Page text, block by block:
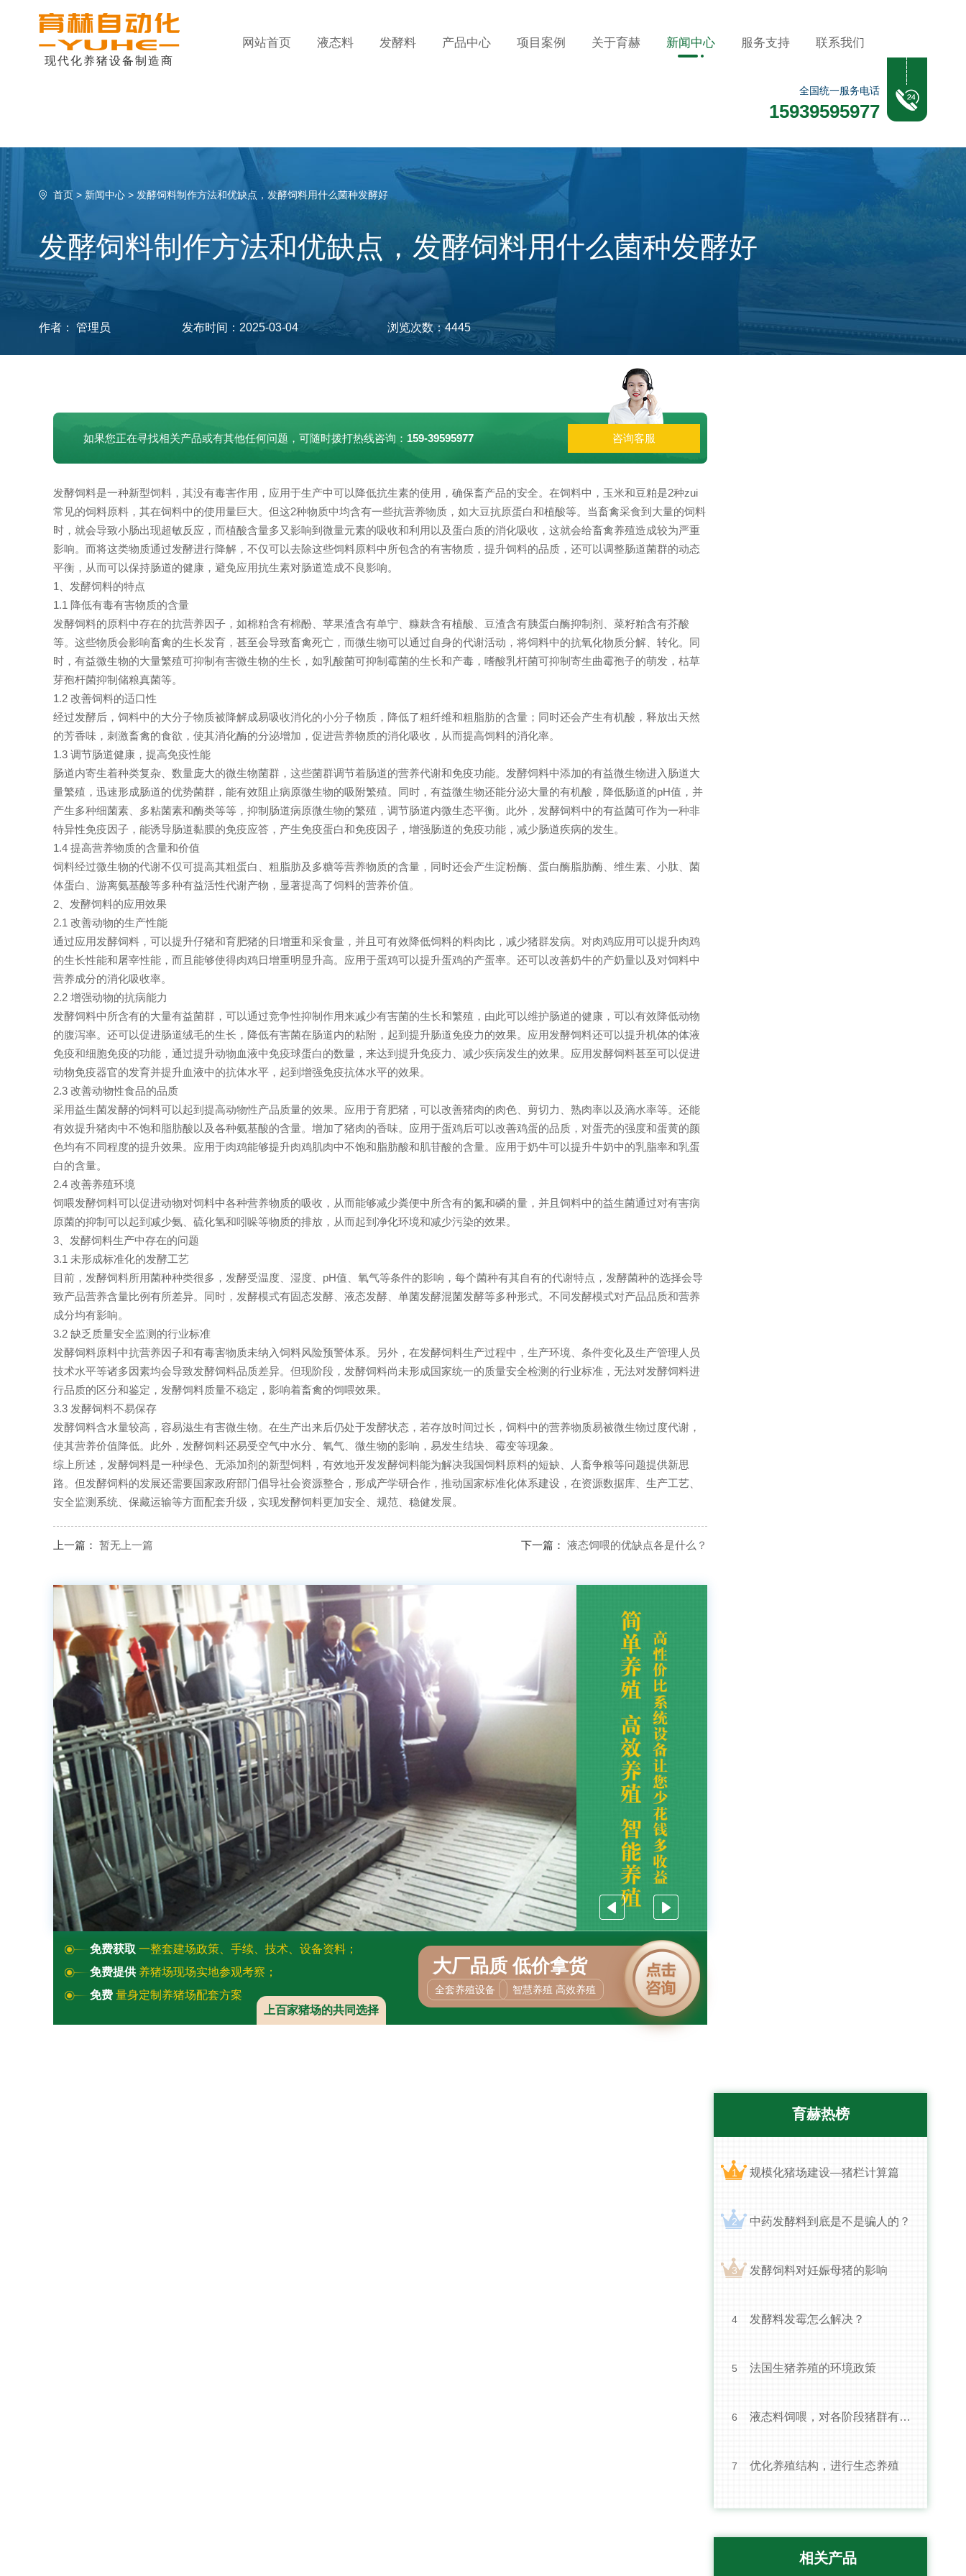
现代化养猪设备制造商
网站首页 液态料 发酵料 产品中心 项目案例 关于育赫 新闻中心 服务支持 联系我们
全国统一服务电话
15939595977
首页> 新闻中心 > 发酵饲料制作方法和优缺点，发酵饲料用什么菌种发酵好
发酵饲料制作方法和优缺点，发酵饲料用什么菌种发酵好
作者： 管理员 发布时间：2025-03-04 浏览次数：4445
如果您正在寻找相关产品或有其他任何问题，可随时拨打热线咨询： 159-39595977 咨询客服
发酵饲料是一种新型饲料，其没有毒害作用，应用于生产中可以降低抗生素的使用，确保畜产品的安全。在饲料中，玉米和豆粕是2种zui
常见的饲料原料，其在饲料中的使用量巨大。但这2种物质中均含有一些抗营养物质，如大豆抗原蛋白和植酸等。当畜禽采食到大量的饲料
时，就会导致小肠出现超敏反应，而植酸含量多又影响到微量元素的吸收和利用以及蛋白质的消化吸收，这就会给畜禽养殖造成较为严重
影响。而将这类物质通过发酵进行降解，不仅可以去除这些饲料原料中所包含的有害物质，提升饲料的品质，还可以调整肠道菌群的动态
平衡，从而可以保持肠道的健康，避免应用抗生素对肠道造成不良影响。
1、发酵饲料的特点
1.1 降低有毒有害物质的含量
发酵饲料的原料中存在的抗营养因子，如棉粕含有棉酚、苹果渣含有单宁、糠麸含有植酸、豆渣含有胰蛋白酶抑制剂、菜籽粕含有芥酸
等。这些物质会影响畜禽的生长发育，甚至会导致畜禽死亡，而微生物可以通过自身的代谢活动，将饲料中的抗氧化物质分解、转化。同
时，有益微生物的大量繁殖可抑制有害微生物的生长，如乳酸菌可抑制霉菌的生长和产毒，嗜酸乳杆菌可抑制寄生曲霉孢子的萌发，枯草
芽孢杆菌抑制储粮真菌等。
1.2 改善饲料的适口性
经过发酵后，饲料中的大分子物质被降解成易吸收消化的小分子物质，降低了粗纤维和粗脂肪的含量；同时还会产生有机酸，释放出天然
的芳香味，刺激畜禽的食欲，使其消化酶的分泌增加，促进营养物质的消化吸收，从而提高饲料的消化率。
1.3 调节肠道健康，提高免疫性能
肠道内寄生着种类复杂、数量庞大的微生物菌群，这些菌群调节着肠道的营养代谢和免疫功能。发酵饲料中添加的有益微生物进入肠道大
量繁殖，迅速形成肠道的优势菌群，能有效阻止病原微生物的吸附繁殖。同时，有益微生物还能分泌大量的有机酸，降低肠道的pH值，并
产生多种细菌素、多粘菌素和酶类等等，抑制肠道病原微生物的繁殖，调节肠道内微生态平衡。此外，发酵饲料中的有益菌可作为一种非
特异性免疫因子，能诱导肠道黏膜的免疫应答，产生免疫蛋白和免疫因子，增强肠道的免疫功能，减少肠道疾病的发生。
1.4 提高营养物质的含量和价值
饲料经过微生物的代谢不仅可提高其粗蛋白、粗脂肪及多糖等营养物质的含量，同时还会产生淀粉酶、蛋白酶脂肪酶、维生素、小肽、菌
体蛋白、游离氨基酸等多种有益活性代谢产物，显著提高了饲料的营养价值。
2、发酵饲料的应用效果
2.1 改善动物的生产性能
通过应用发酵饲料，可以提升仔猪和育肥猪的日增重和采食量，并且可有效降低饲料的料肉比，减少猪群发病。对肉鸡应用可以提升肉鸡
的生长性能和屠宰性能，而且能够使得肉鸡日增重明显升高。应用于蛋鸡可以提升蛋鸡的产蛋率。还可以改善奶牛的产奶量以及对饲料中
营养成分的消化吸收率。
2.2 增强动物的抗病能力
发酵饲料中所含有的大量有益菌群，可以通过竞争性抑制作用来减少有害菌的生长和繁殖，由此可以维护肠道的健康，可以有效降低动物
的腹泻率。还可以促进肠道绒毛的生长，降低有害菌在肠道内的粘附，起到提升肠道免疫力的效果。应用发酵饲料还可以提升机体的体液
免疫和细胞免疫的功能，通过提升动物血液中免疫球蛋白的数量，来达到提升免疫力、减少疾病发生的效果。应用发酵饲料甚至可以促进
动物免疫器官的发育并提升血液中的抗体水平，起到增强免疫抗体水平的效果。
2.3 改善动物性食品的品质
采用益生菌发酵的饲料可以起到提高动物性产品质量的效果。应用于育肥猪，可以改善猪肉的肉色、剪切力、熟肉率以及滴水率等。还能
有效提升猪肉中不饱和脂肪酸以及各种氨基酸的含量。增加了猪肉的香味。应用于蛋鸡后可以改善鸡蛋的品质，对蛋壳的强度和蛋黄的颜
色均有不同程度的提升效果。应用于肉鸡能够提升肉鸡肌肉中不饱和脂肪酸和肌苷酸的含量。应用于奶牛可以提升牛奶中的乳脂率和乳蛋
白的含量。
2.4 改善养殖环境
饲喂发酵饲料可以促进动物对饲料中各种营养物质的吸收，从而能够减少粪便中所含有的氮和磷的量，并且饲料中的益生菌通过对有害病
原菌的抑制可以起到减少氨、硫化氢和吲哚等物质的排放，从而起到净化环境和减少污染的效果。
3、发酵饲料生产中存在的问题
3.1 未形成标准化的发酵工艺
目前，发酵饲料所用菌种种类很多，发酵受温度、湿度、pH值、氧气等条件的影响，每个菌种有其自有的代谢特点，发酵菌种的选择会导
致产品营养含量比例有所差异。同时，发酵模式有固态发酵、液态发酵、单菌发酵混菌发酵等多种形式。不同发酵模式对产品品质和营养
成分均有影响。
3.2 缺乏质量安全监测的行业标准
发酵饲料原料中抗营养因子和有毒害物质未纳入饲料风险预警体系。另外，在发酵饲料生产过程中，生产环境、条件变化及生产管理人员
技术水平等诸多因素均会导致发酵饲料品质差异。但现阶段，发酵饲料尚未形成国家统一的质量安全检测的行业标准，无法对发酵饲料进
行品质的区分和鉴定，发酵饲料质量不稳定，影响着畜禽的饲喂效果。
3.3 发酵饲料不易保存
发酵饲料含水量较高，容易滋生有害微生物。在生产出来后仍处于发酵状态，若存放时间过长，饲料中的营养物质易被微生物过度代谢，
使其营养价值降低。此外，发酵饲料还易受空气中水分、氧气、微生物的影响，易发生结块、霉变等现象。
综上所述，发酵饲料是一种绿色、无添加剂的新型饲料，有效地开发发酵饲料能为解决我国饲料原料的短缺、人畜争粮等问题提供新思
路。但发酵饲料的发展还需要国家政府部门倡导社会资源整合，形成产学研合作，推动国家标准化体系建设，在资源数据库、生产工艺、
安全监测系统、保藏运输等方面配套升级，实现发酵饲料更加安全、规范、稳健发展。
上一篇： 暂无上一篇 下一篇： 液态饲喂的优缺点各是什么？
免费获取 一整套建场政策、手续、技术、设备资料；
免费提供养猪场现场实地参观考察；
免费量身定制养猪场配套方案
上百家猪场的共同选择
大厂品质 低价拿货
全套养殖设备 智慧养殖 高效养殖
育赫热榜
1 规模化猪场建设—猪栏计算篇
2 中药发酵料到底是不是骗人的？
3 发酵饲料对妊娠母猪的影响
4 发酵料发霉怎么解决？
5 法国生猪养殖的环境政策
6
液态料饲喂，对各阶段猪群有怎
7 优化养殖结构，进行生态养殖
相关产品
液态发酵料